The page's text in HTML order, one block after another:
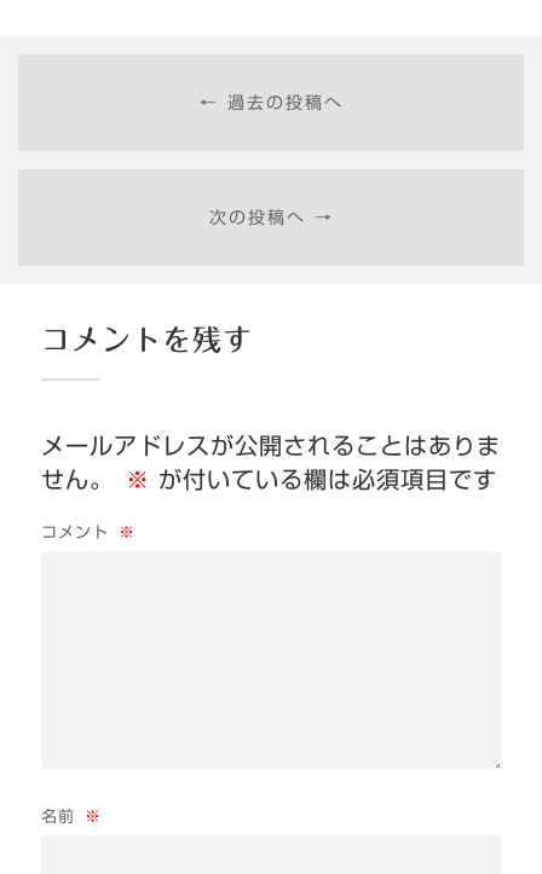
← 過去の投稿へ
次の投稿へ →
コメントを残す
メールアドレスが公開されることはありま
せん。
※ が付いている欄は必須項目です
コメント ※
名前 ※